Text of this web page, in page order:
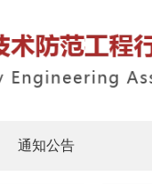
通知公告